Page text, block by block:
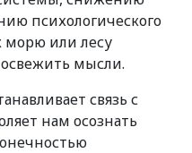
психологического
морю или лесу
освежить мысли.
связь с
нам осознать